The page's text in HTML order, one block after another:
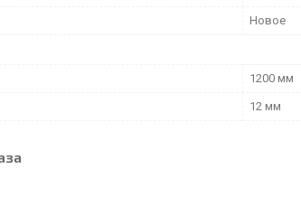
Новое
1200 мм
12 мм